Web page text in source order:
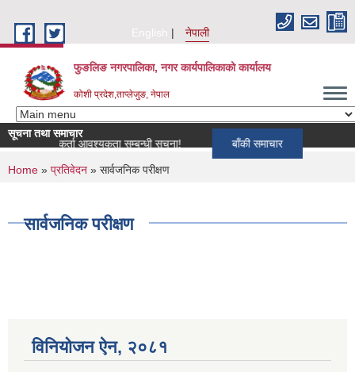
English
नेपाली
फुङलिङ नगरपालिका, नगर कार्यपालिकाको कार्यालय
कोशी प्रदेश,ताप्लेजुङ, नेपाल
सूचना तथा समाचार
खोपकर्ता आवश्यकता सम्बन्धी सूचना!
बाँकी समाचार
You are here
Home » प्रतिवेदन » सार्वजनिक परीक्षण
सार्वजनिक परीक्षण
विनियोजन ऐन‚ २०८१